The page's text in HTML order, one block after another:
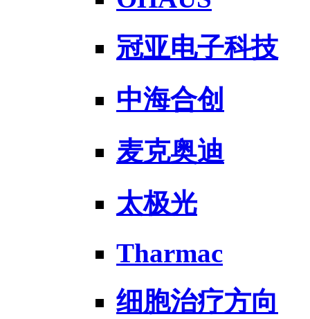
冠亚电子科技
中海合创
麦克奥迪
太极光
Tharmac
细胞治疗方向